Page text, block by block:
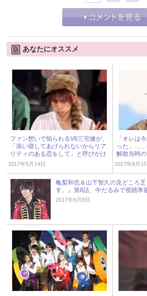
あなたにオススメ
ファン想いで知られるV6三宅健が、
「添い寝してあげられないからリア
リティのある恋をして」と呼びかけ
2017年5月14日
「オレは
った」……
解散当時
2017年8月15
亀梨和也＆山下智久の見どころ
す。』第8話、中だるみで視聴率
2017年6月8日